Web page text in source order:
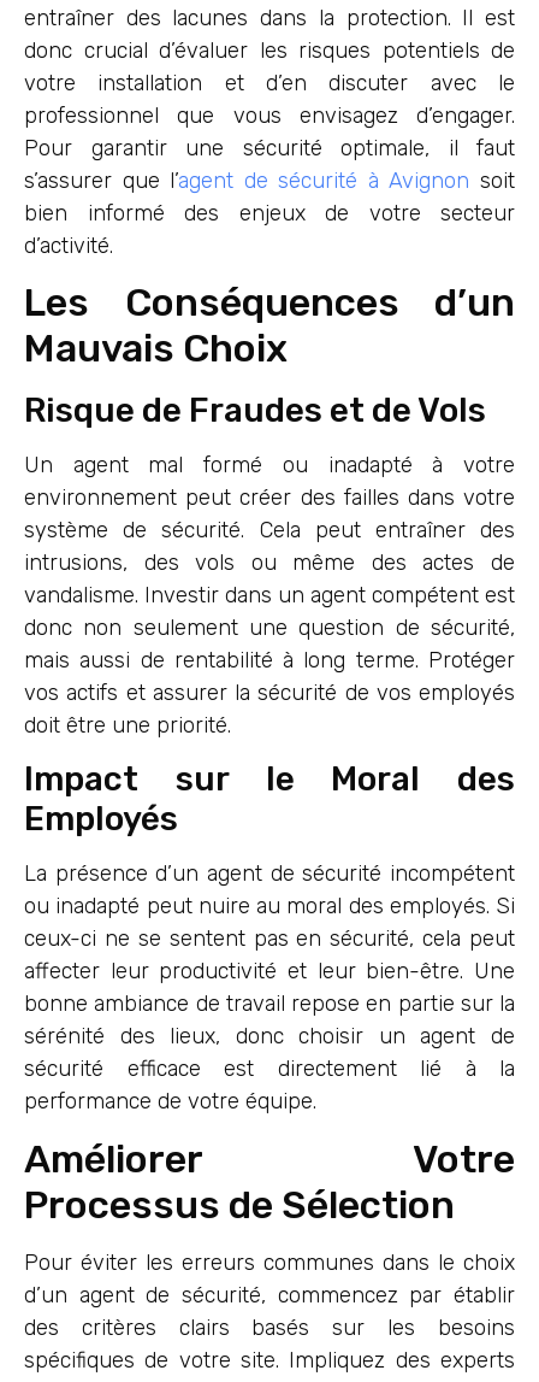
entraîner des lacunes dans la protection. Il est
donc crucial d’évaluer les risques potentiels de
votre installation et d’en discuter avec le
professionnel que vous envisagez d’engager.
Pour garantir une sécurité optimale, il faut
s’assurer que l’agent de sécurité à Avignon soit
bien informé des enjeux de votre secteur
d’activité.
Les Conséquences d’un
Mauvais Choix
Risque de Fraudes et de Vols
Un agent mal formé ou inadapté à votre
environnement peut créer des failles dans votre
système de sécurité. Cela peut entraîner des
intrusions, des vols ou même des actes de
vandalisme. Investir dans un agent compétent est
donc non seulement une question de sécurité,
mais aussi de rentabilité à long terme. Protéger
vos actifs et assurer la sécurité de vos employés
doit être une priorité.
Impact sur le Moral des
Employés
La présence d’un agent de sécurité incompétent
ou inadapté peut nuire au moral des employés. Si
ceux-ci ne se sentent pas en sécurité, cela peut
affecter leur productivité et leur bien-être. Une
bonne ambiance de travail repose en partie sur la
sérénité des lieux, donc choisir un agent de
sécurité efficace est directement lié à la
performance de votre équipe.
Améliorer Votre
Processus de Sélection
Pour éviter les erreurs communes dans le choix
d’un agent de sécurité, commencez par établir
des critères clairs basés sur les besoins
spécifiques de votre site. Impliquez des experts